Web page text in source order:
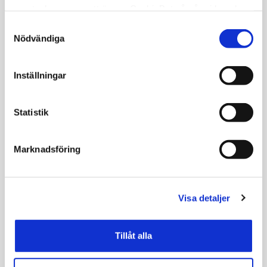
"Visa detaljer" kan du läsa om hur kakorna används och
hur vi och våra leverantörer inhämtar och behandlar
Nödvändiga
Inställningar
Statistik
Marknadsföring
Visa detaljer
Tillåt alla
genomförda.